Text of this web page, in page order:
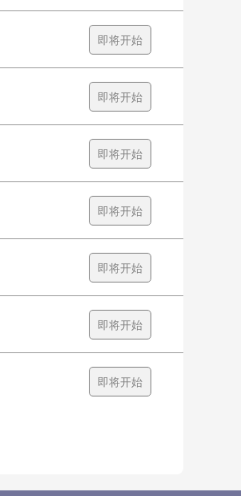
即将开始
即将开始
即将开始
即将开始
即将开始
即将开始
即将开始